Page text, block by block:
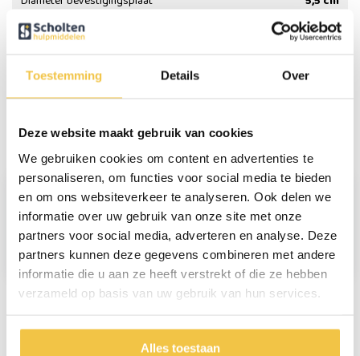
Toestemming Details Over
Deze website maakt gebruik van cookies
We gebruiken cookies om content en advertenties te
personaliseren, om functies voor social media te bieden
en om ons websiteverkeer te analyseren. Ook delen we
informatie over uw gebruik van onze site met onze
partners voor social media, adverteren en analyse. Deze
partners kunnen deze gegevens combineren met andere
informatie die u aan ze heeft verstrekt of die ze hebben
verzameld op basis van uw gebruik van hun services.
Alles toestaan
Persoonlijk advies
Start chat
Reviews
Lisette ter Huurne
Zeer solide en ook nog mooi vorm gegeven.
9,3uit ruim 44.000 reviews